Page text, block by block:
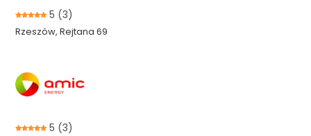
5 (3)
Rzeszów, Rejtana 69
5 (3)